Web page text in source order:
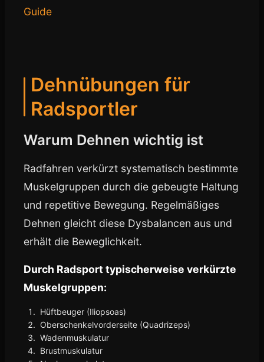
Guide
Dehnübungen für
Radsportler
Warum Dehnen wichtig ist
Radfahren verkürzt systematisch bestimmte
Muskelgruppen durch die gebeugte Haltung
und repetitive Bewegung. Regelmäßiges
Dehnen gleicht diese Dysbalancen aus und
erhält die Beweglichkeit.
Durch Radsport typischerweise verkürzte
Muskelgruppen:
Hüftbeuger (Iliopsoas)
Oberschenkelvorderseite (Quadrizeps)
Wadenmuskulatur
Brustmuskulatur